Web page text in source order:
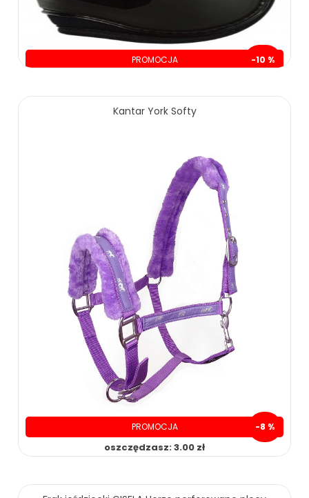
PROMOCJA -10 %
240.00 zł 265.00 zł
Kantar York Softy
PROMOCJA -8 %
oszczędzasz: 3.00 zł